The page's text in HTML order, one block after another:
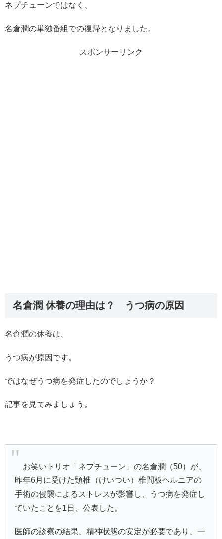
ネプチューンではなく、
名倉潤の単独番組での復帰となりました。
スポンサーリンク
名倉潤 休養の理由は？ うつ病の原因
名倉潤の休養は、
うつ病が原因です。
ではなぜうつ病を発症したのでしょうか？
記事を見てみましょう。
お笑いトリオ「ネプチューン」の名倉潤（50）が、
昨年6月に受けた頸椎（けいつい）椎間板ヘルニアの
手術の侵襲によるストレスが影響し、うつ病を発症し
ていたことを1日、公表した。
医師の診察の結果、精神状態の安定が必要であり、一